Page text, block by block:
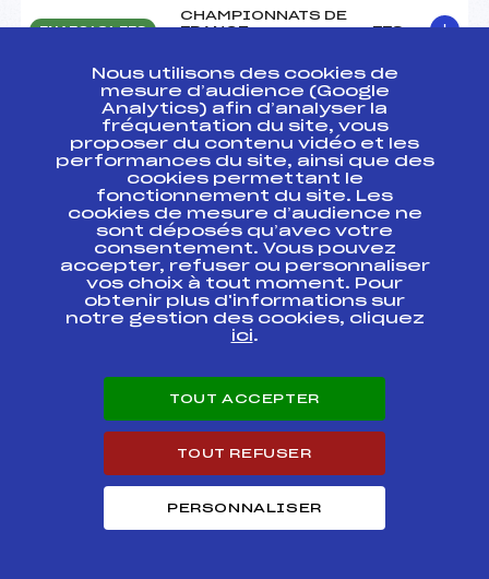
FNAF0131.FFS
CHAMPIONNATS DE
FRANCE
FFS
FNAT0112
FOND RELAIS
MIXTES
CHAMPIONNATS DE
FRANCE U16
FFS
FNAF0111.FFS
FINALE
CHAMPIONNATS DE
FRANCE U16
FFS
JEUX NORDIQUE DE
L 'OPA (U16) RELAIS
MIXTE
FFS
JEUX NORDIQUE DE
TROPHEE DU
FSAF0051
TROPHEE DU
BEAUFORT ETAPE 6
CHAMPIONNAT DE
SAVOIE TROPHEE
FFS
Nous utilisons des cookies de
mesure d’audience (Google
Analytics) afin d’analyser la
fréquentation du site, vous
proposer du contenu vidéo et les
performances du site, ainsi que des
cookies permettant le
fonctionnement du site. Les
cookies de mesure d’audience ne
sont déposés qu’avec votre
consentement. Vous pouvez
accepter, refuser ou personnaliser
vos choix à tout moment. Pour
obtenir plus d'informations sur
notre gestion des cookies, cliquez
ici.
TOUT ACCEPTER
TOUT REFUSER
PERSONNALISER